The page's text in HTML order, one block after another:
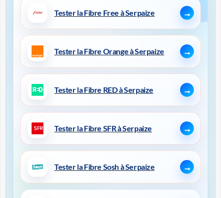
Tester la Fibre Free à Serpaize
Tester la Fibre Orange à Serpaize
Tester la Fibre RED à Serpaize
Tester la Fibre SFR à Serpaize
Tester la Fibre Sosh à Serpaize